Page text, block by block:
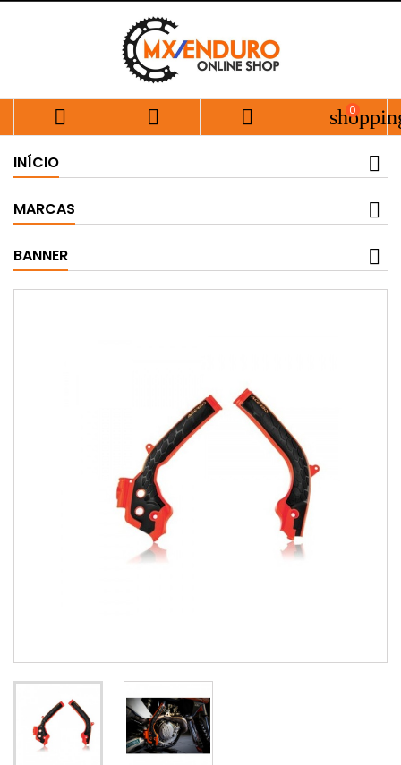
   0
INÍCIO
MARCAS
BANNER